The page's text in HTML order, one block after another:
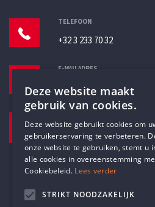
TELEFOON
+32 3 233 70 32
E-MAILADRES
Pottenbrug 4
Antwerpen, 2000
Deze website maakt
gebruik van cookies.
Deze website gebruikt cookies om
gebruikerservaring te verbeteren.
onze website te gebruiken, stemt u
alle cookies in overeenstemming
Cookiebeleid. Lees verder
STRIKT NOODZAKELIJK